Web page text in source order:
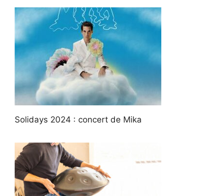
Solidays 2024 : concert de Mika